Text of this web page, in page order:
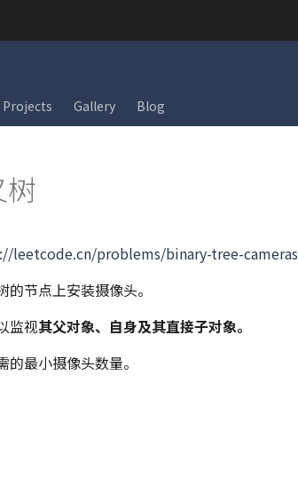
Projects Gallery Blog
树
leetcode.cn/problems/binary-tree-cameras
节点上安装摄像头。
监视其父对象、自身及其直接子对象。
最小摄像头数量。